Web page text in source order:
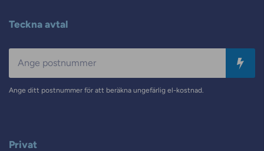
Teckna avtal
Ange ditt postnummer för att beräkna ungefärlig el-kostnad.
Privat